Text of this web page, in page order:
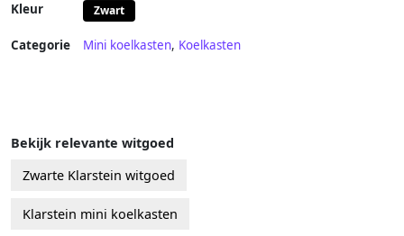
Kleur Zwart
Categorie Mini koelkasten, Koelkasten
Bekijk relevante witgoed
Zwarte Klarstein witgoed
Klarstein mini koelkasten